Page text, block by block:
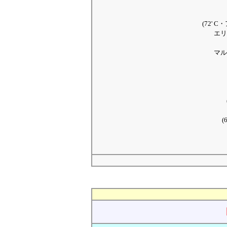
(72' C
エ
マ